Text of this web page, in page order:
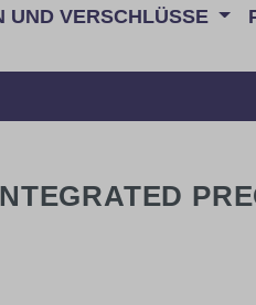
UND VERSCHLÜSSE